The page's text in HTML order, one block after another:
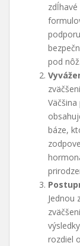
pod nôž.
báze,
Jednou
rozdiel